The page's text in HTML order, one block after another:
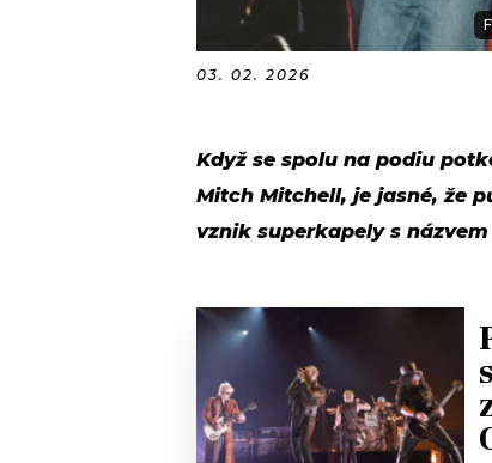
03. 02. 2026
Když se spolu na podiu
Mitch Mitchell, je jasné, že
vznik superkapely s